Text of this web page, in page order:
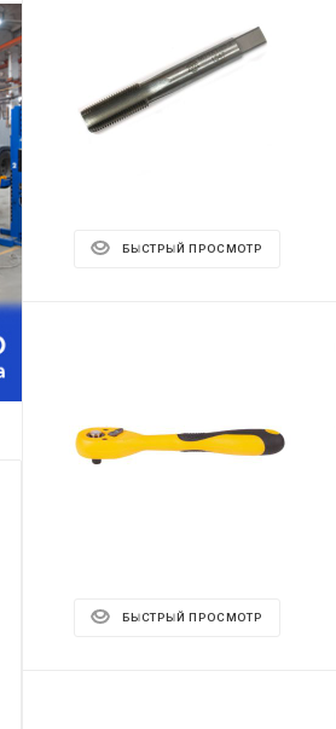
БЫСТРЫЙ ПРОСМОТР
БЫСТРЫЙ ПРОСМОТР